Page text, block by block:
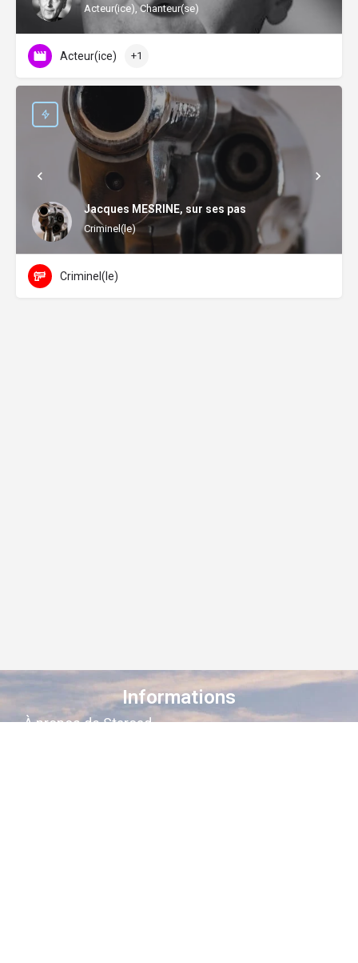
Acteur(ice), Chanteur(se)
Acteur(ice) +1
Jacques MESRINE, sur ses pas
Criminel(le)
Criminel(le)
Informations
À propos de Staroad